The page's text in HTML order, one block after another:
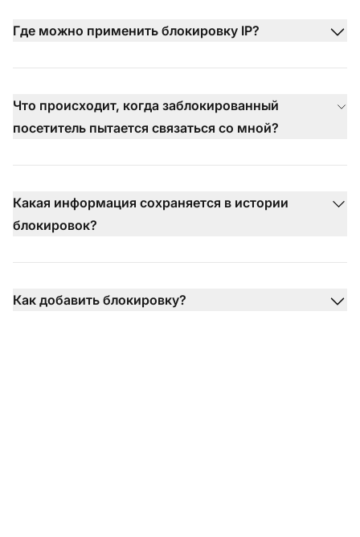
Где можно применить блокировку IP?
Что происходит, когда заблокированный
посетитель пытается связаться со мной?
Какая информация сохраняется в истории
блокировок?
Как добавить блокировку?